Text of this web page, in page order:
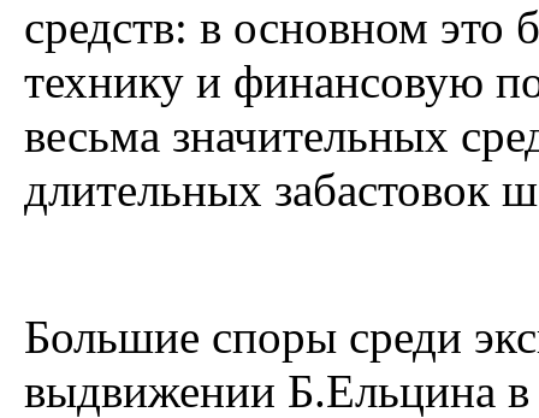
средств: в основном
технику и финансовую
весьма значительных
длительных забастовок
Большие споры среди
выдвижении Б.Ельцина в